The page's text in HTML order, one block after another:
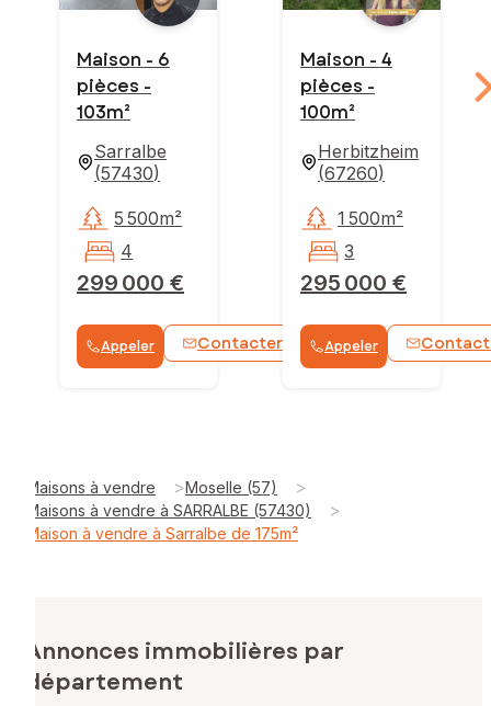
Maison - 6
pièces -
103m²
Sarralbe
(57430)
299 000 €
5 500m²
4
Appeler Contacter WhatsApp
Maison - 4
pièces -
100m²
Herbitzheim
(67260)
295 000 €
1 500m²
3
Appeler
Maisons à vendre >Moselle (57) >
Maisons à vendre à SARRALBE (57430) >
Maison à vendre à Sarralbe de 175m²
Annonces immobilières par
département